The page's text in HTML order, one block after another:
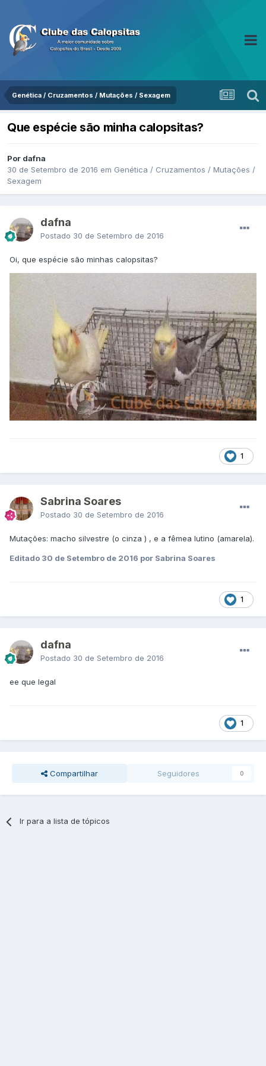
Genética / Cruzamentos / Mutações / Sexagem
Que espécie são minha calopsitas?
Por dafna
30 de Setembro de 2016 em Genética / Cruzamentos / Mutações /
Sexagem
dafna
Postado 30 de Setembro de 2016
Oi, que espécie são minhas calopsitas?
1
Sabrina Soares
Postado 30 de Setembro de 2016
Mutações: macho silvestre (o cinza ) , e a fêmea lutino (amarela).
Editado 30 de Setembro de 2016 por Sabrina Soares
1
dafna
Postado 30 de Setembro de 2016
ee que legal
1
Compartilhar Seguidores 0
Ir para a lista de tópicos